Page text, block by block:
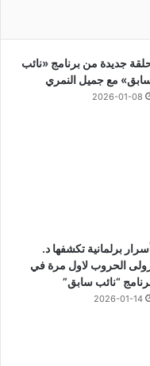
جديدة من برنامج «نائب
مع جميل النمري
2026-01-08
برلمانية تكشفها د.
الحروب لاول مرة في
“نائب سابق”
2026-01-14